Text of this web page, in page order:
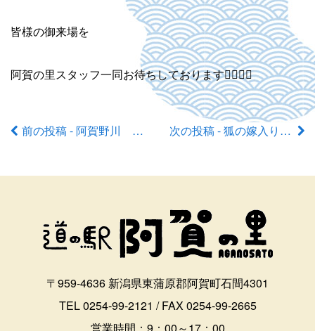
皆様の御来場を
阿賀の里スタッフ一同お待ちしております🙇‍♀️🙇‍♀️
前前の投稿 - 阿賀野川 巡回パネル展 次の投稿 - 狐の嫁入り行列&新メニュー
〒959-4636 新潟県東蒲原郡阿賀町石間4301
TEL 0254-99-2121 / FAX 0254-99-2665
営業時間：9：00～17：00